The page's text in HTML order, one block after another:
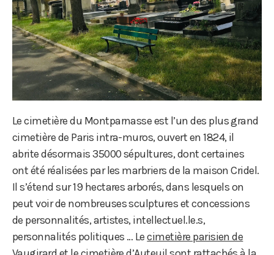
Le cimetière du Montparnasse est l’un des plus grand
cimetière de Paris intra-muros, ouvert en 1824, il
abrite désormais 35000 sépultures, dont certaines
ont été réalisées par les marbriers de la maison Cridel.
Il s’étend sur 19 hectares arborés, dans lesquels on
peut voir de nombreuses sculptures et concessions
de personnalités, artistes, intellectuel.le.s,
personnalités politiques … Lecimetière parisien de